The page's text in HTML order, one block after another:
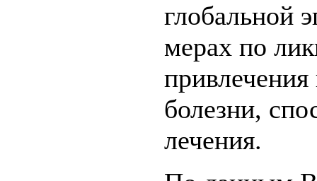
глобальной
мерах по
болезни,
лечения.